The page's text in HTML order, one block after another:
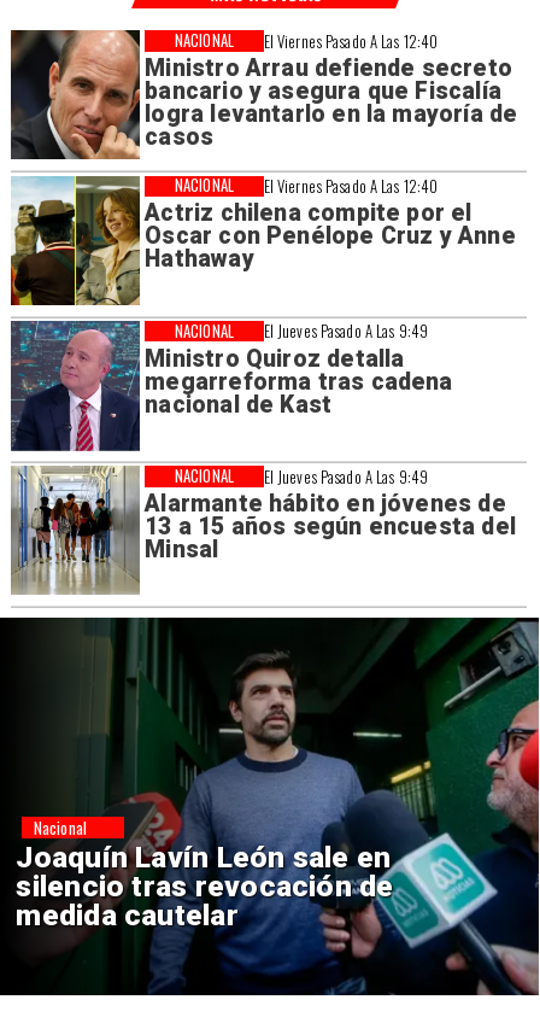
El Viernes Pasado A Las 12:40
Ministro Arrau defiende secreto
bancario y asegura que Fiscalía
logra levantarlo en la mayoría de
casos
NACIONAL
El Viernes Pasado A Las 12:40
Actriz chilena compite por el
Oscar con Penélope Cruz y Anne
Hathaway
NACIONAL
El Jueves Pasado A Las 9:49
Ministro Quiroz detalla
megarreforma tras cadena
nacional de Kast
NACIONAL
El Jueves Pasado A Las 9:49
Alarmante hábito en jóvenes de
13 a 15 años según encuesta del
Minsal
NACIONAL
Chile y Venezuela formalizan
reinicio de relaciones
consulares
Nacional